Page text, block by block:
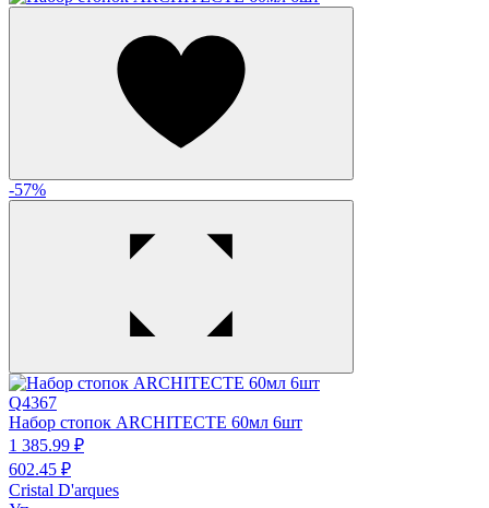
-57%
Q4367
Набор стопок ARCHITECTE 60мл 6шт
1 385.99 ₽
602.45 ₽
Cristal D'arques